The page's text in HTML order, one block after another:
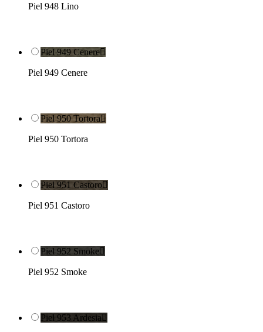
Piel 948 Lino
Piel 949 Cenere
Piel 949 Cenere
Piel 950 Tortora
Piel 950 Tortora
Piel 951 Castoro
Piel 951 Castoro
Piel 952 Smoke
Piel 952 Smoke
Piel 953 Ardesia